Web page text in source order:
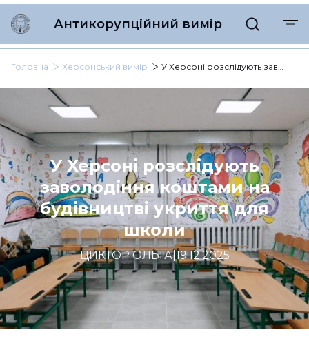
Антикорупційний вимір
Головна Херсонський вимір У Херсоні розслідують заволодіння коштами на будівництві укриття для школи
У Херсоні розслідують
заволодіння коштами на
будівництві укриття для
школи
ЦИКТОР ОЛЬГА|19.12.2025